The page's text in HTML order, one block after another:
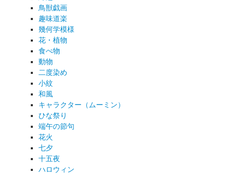
鳥獣戯画
趣味道楽
幾何学模様
花・植物
食べ物
動物
二度染め
小紋
和風
キャラクター（ムーミン）
ひな祭り
端午の節句
花火
七夕
十五夜
ハロウィン